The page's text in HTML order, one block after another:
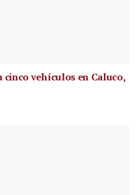
vehículos en Caluco,